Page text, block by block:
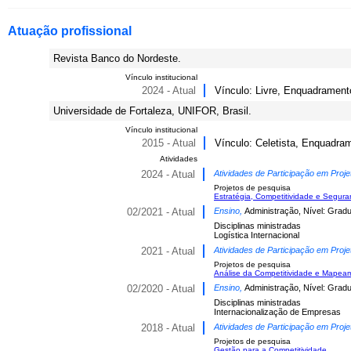
Atuação profissional
Revista Banco do Nordeste.
Vínculo institucional
2024 - Atual
Vínculo: Livre,
Universidade de Fortaleza, UNIFOR, Brasil.
Vínculo institucional
2015 - Atual Vínculo: Celetista,
Atividades
2024 - Atual Atividades de Participação em
Projetos de pesquisa
Estratégia, Competitividade e
02/2021 - Atual Ensino, Administração, Nível:
Disciplinas ministradas
Logística Internacional
2021 - Atual Atividades de Participação em
Projetos de pesquisa
Análise da Competitividade e
02/2020 - Atual Ensino, Administração, Nível:
Disciplinas ministradas
Internacionalização de Empresas
2018 - Atual Atividades de Participação em
Projetos de pesquisa